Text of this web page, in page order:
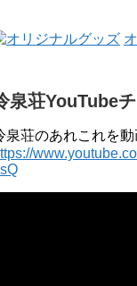
泉荘YouTube
泉荘のあれこれを